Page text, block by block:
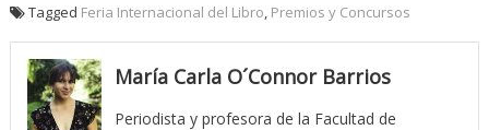
Tagged Feria Internacional del Libro, Premios y Concursos
María Carla O´Connor Barrios
Periodista y profesora de la Facultad de